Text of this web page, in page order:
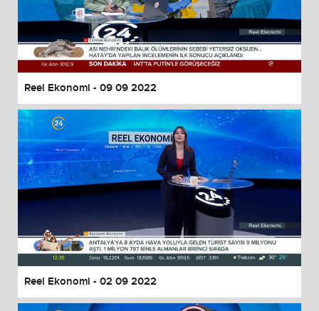
Reel Ekonomi - 09 09 2022
Reel Ekonomi - 02 09 2022